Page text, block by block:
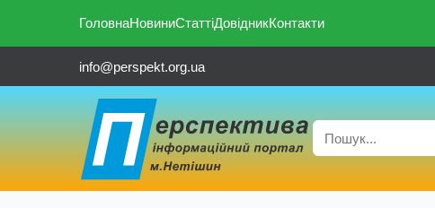
ГоловнаНовиниСтаттіДовідникКонтакти
info@perspekt.org.ua